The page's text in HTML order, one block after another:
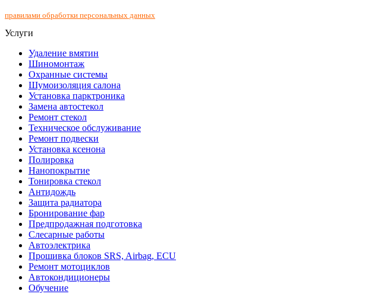
правилами обработки персональных данных
Услуги
Удаление вмятин
Шиномонтаж
Охранные системы
Шумоизоляция салона
Установка парктроника
Замена автостекол
Ремонт стекол
Техническое обслуживание
Ремонт подвески
Установка ксенона
Полировка
Нанопокрытие
Тонировка стекол
Антидождь
Защита радиатора
Бронирование фар
Предпродажная подготовка
Слесарные работы
Автоэлектрика
Прошивка блоков SRS, Airbag, ECU
Ремонт мотоциклов
Автокондиционеры
Обучение